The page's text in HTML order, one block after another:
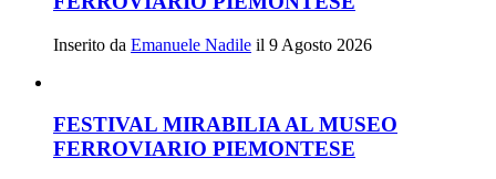
Inserito da Emanuele Nadile il 9 Agosto 2026
FESTIVAL MIRABILIA AL MUSEO
FERROVIARIO PIEMONTESE